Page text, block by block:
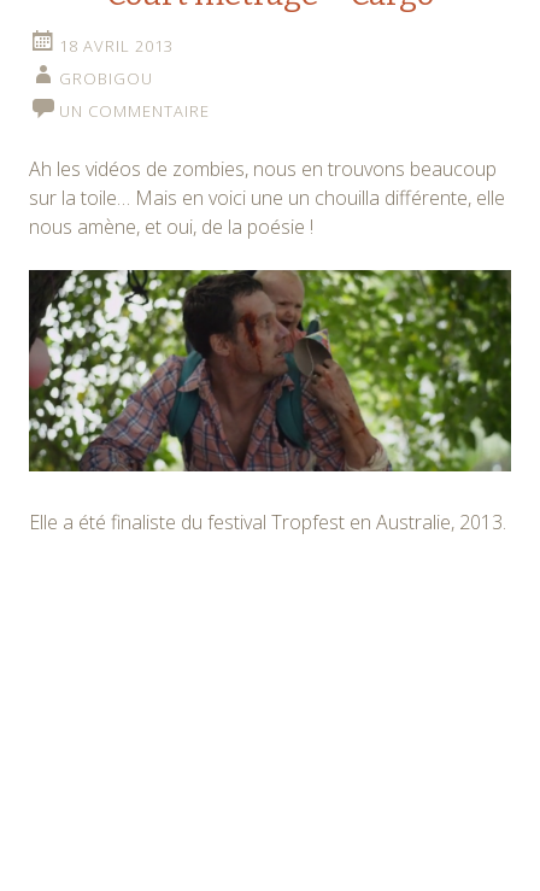
18 AVRIL 2013
GROBIGOU
UN COMMENTAIRE
Ah les vidéos de zombies, nous en trouvons beaucoup
sur la toile… Mais en voici une un chouilla différente, elle
nous amène, et oui, de la poésie !
Elle a été finaliste du festival Tropfest en Australie, 2013.